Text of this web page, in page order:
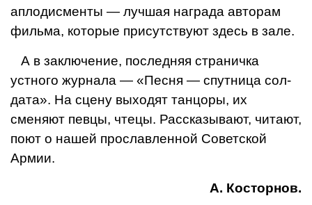
аплодисменты — луч­шая награда авторам
филь­ма, которые присутствуют здесь в зале.
А в заключение, послед­няя страничка
устного жур­нала — «Песня — спутница сол­
дата». На сцену выходят танцоры, их
сменяют певцы, чтецы. Рассказывают, чита­ют,
поют о нашей прославленной Советской
Армии.
А. Косторнов.